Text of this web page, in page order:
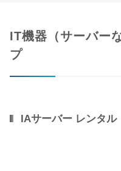
IT機器（サーバー
プ
IAサーバー レンタル